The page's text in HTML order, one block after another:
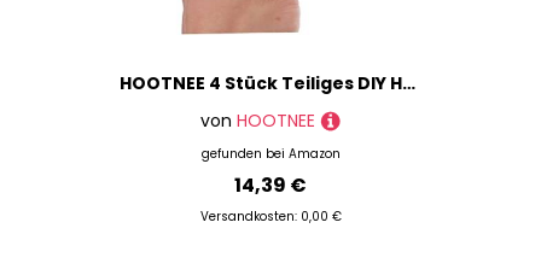
HOOTNEE 4 Stück Teiliges DIY Holz Gesichtsmasken mit Rührschüssel Pinsel und Werkzeugen Ergonomisch Kompakt Leicht für Zuhause Reisen Unterwegs zum Mischen und Auftragen von
von HOOTNEE
gefunden bei Amazon
14,39 €
Versandkosten: 0,00 €